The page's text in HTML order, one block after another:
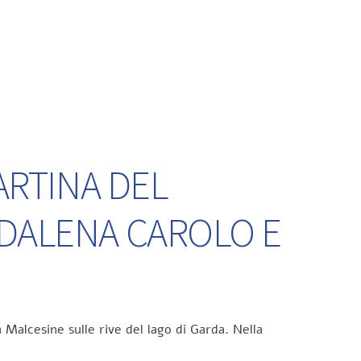
DEL
CAROLO E
sulle rive del lago di Garda. Nella